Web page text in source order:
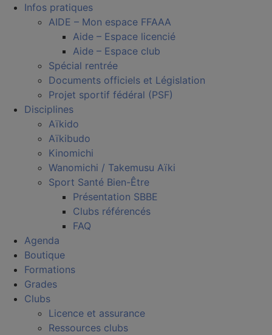
Infos pratiques
AIDE – Mon espace FFAAA
Aide – Espace licencié
Aide – Espace club
Spécial rentrée
Documents officiels et Législation
Projet sportif fédéral (PSF)
Disciplines
Aïkido
Aïkibudo
Kinomichi
Wanomichi / Takemusu Aïki
Sport Santé Bien-Être
Présentation SBBE
Clubs référencés
FAQ
Agenda
Boutique
Formations
Grades
Clubs
Licence et assurance
Ressources clubs